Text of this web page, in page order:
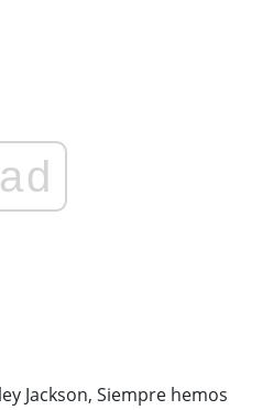
ad
Jackson, Siempre hemos